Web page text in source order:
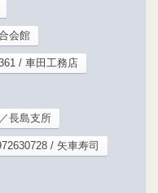
会館
/ 車田工務店
長島支所
/ 矢車寿司